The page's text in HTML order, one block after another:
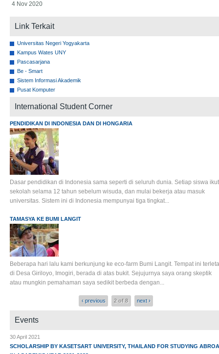
4 Nov 2020
Link Terkait
Universitas Negeri Yogyakarta
Kampus Wates UNY
Pascasarjana
Be - Smart
Sistem Informasi Akademik
Pusat Komputer
International Student Corner
PENDIDIKAN DI INDONESIA DAN DI HONGARIA
Dasar pendidikan di Indonesia sama seperti di seluruh dunia. Setiap siswa ikut
sekolah selama 12 tahun sebelum wisuda, dan mulai bekerja atau masuk
universitas. Sistem ini di Indonesia mempunyai tiga tingkat...
TAMASYA KE BUMI LANGIT
Beberapa hari lalu kami berkunjung ke eco-farm Bumi Langit. Tempat ini
di Desa Giriloyo, Imogiri, berada di atas bukit. Sejujurnya saya orang skeptik
atau mungkin pemahaman saya sedikit berbeda dengan...
‹ previous 2 of 8 next ›
Events
30 April 2021
SCHOLARSHIP BY KASETSART UNIVERSITY, THAILAND FOR STUDYING